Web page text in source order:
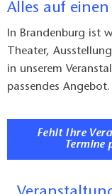
Alles auf einen
In Brandenburg ist
Theater,
in unserem
passendes Angebot.
Fehlt Ihre
Termine